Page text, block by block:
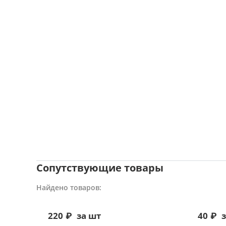
Сопутствующие товары
Найдено товаров:
220 ₽ за шт 40 ₽